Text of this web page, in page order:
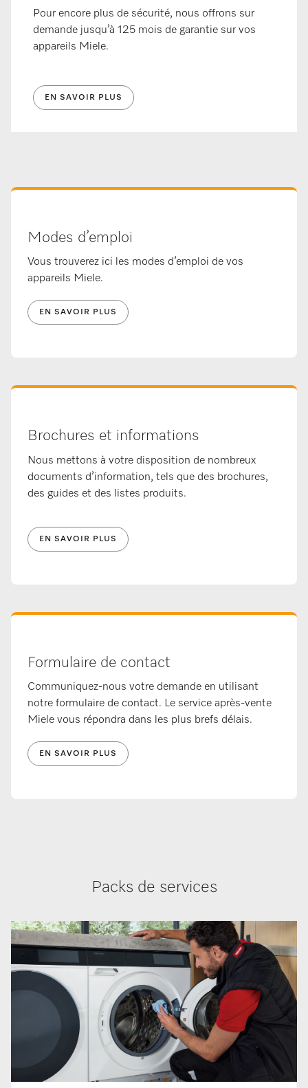
Pour encore plus de sécurité, nous offrons sur
demande jusqu’à 125 mois de garantie sur vos
appareils Miele.
EN SAVOIR PLUS
Modes d’emploi
Vous trouverez ici les modes d’emploi de vos
appareils Miele.
EN SAVOIR PLUS
Brochures et informations
Nous mettons à votre disposition de nombreux
documents d’information, tels que des brochures,
des guides et des listes produits.
EN SAVOIR PLUS
Formulaire de contact
Communiquez-nous votre demande en utilisant
notre formulaire de contact. Le service après-vente
Miele vous répondra dans les plus brefs délais.
EN SAVOIR PLUS
Packs de services